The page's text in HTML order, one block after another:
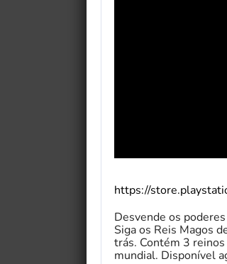
https://
Desvende os
Siga os Reis Magos
trás. Contém 3
mundial. Disponível